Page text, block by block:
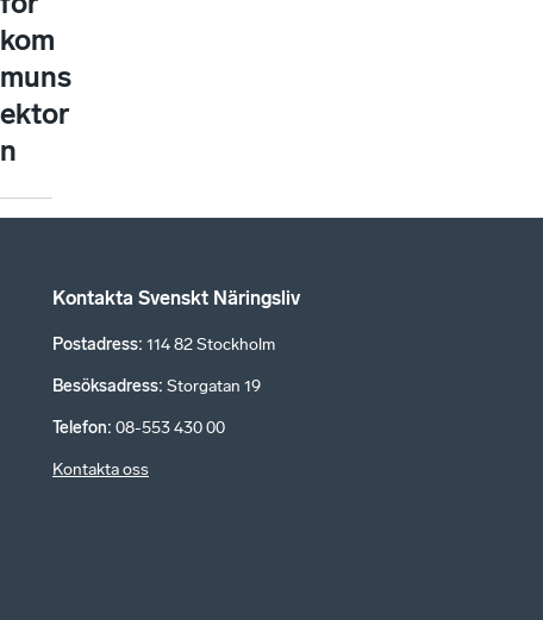
kom
muns
ektor
n
Kontakta Svenskt Näringsliv
Postadress: 114 82 Stockholm
Besöksadress: Storgatan 19
Telefon: 08-553 430 00
Kontakta oss